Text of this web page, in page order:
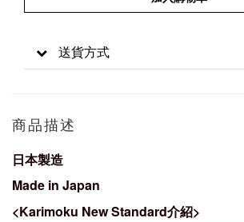
送貨方式
商品描述
日本製造
Made in Japan
<Karimoku New Standard介紹>